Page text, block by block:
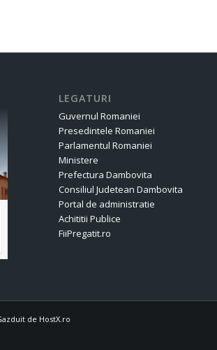
LEGATURI
Guvernul Romaniei
Presedintele Romaniei
Parlamentul Romaniei
Ministere
Prefectura Dambovita
Consiliul Judetean Dambovita
Portal de administratie
Achititii Publice
FiiPregatit.ro
de HostX.ro